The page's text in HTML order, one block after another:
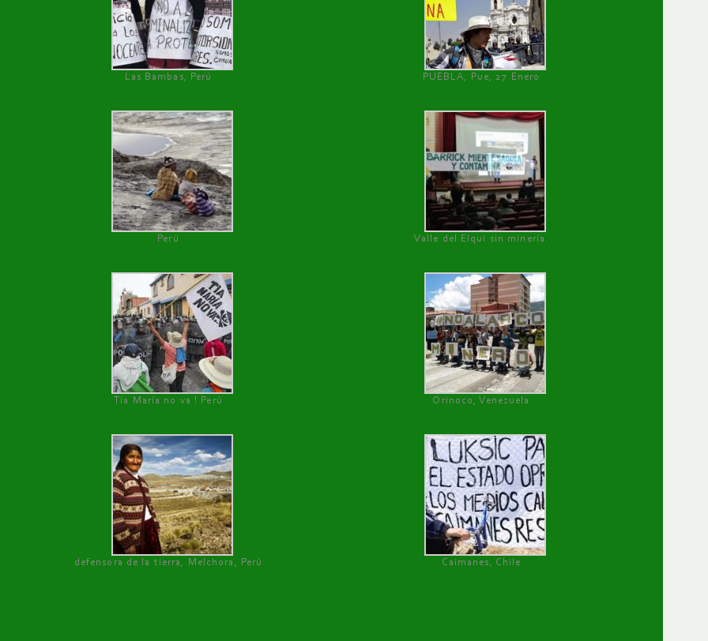
Las Bambas, Perú PUEBLA, Pue, 27 Enero
Perú Valle del Elqui sin minería.
Tía María no va ! Perú Orinoco, Venezuela
defensora de la tierra, Melchora, Perú Caimanes, Chile